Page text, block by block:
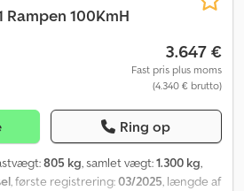
Rampen 100KmH
3.647 €
Fast pris plus moms
(4.340 € brutto)
Ring op
805 kg, samlet vægt:1.300 kg,
, første registrering:03/2025, længde af